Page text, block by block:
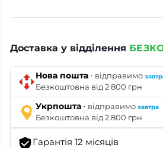
Доставка у відділення
Нова пошта · відправимо
Безкоштовна від 2 800 грн
Укрпошта · відправимо завтра
Безкоштовна від 2 800 грн
Гарантія 12 місяців